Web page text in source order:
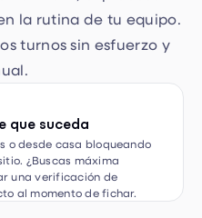
turnos sin esfuerzo y
que suceda
¿Buscas máxima
una verificación de
al momento de fichar.